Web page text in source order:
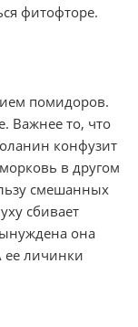
фитофторе.
помидоров.
Важнее то, что
конфузит
в другом
смешанных
сбивает
она
ее личинки